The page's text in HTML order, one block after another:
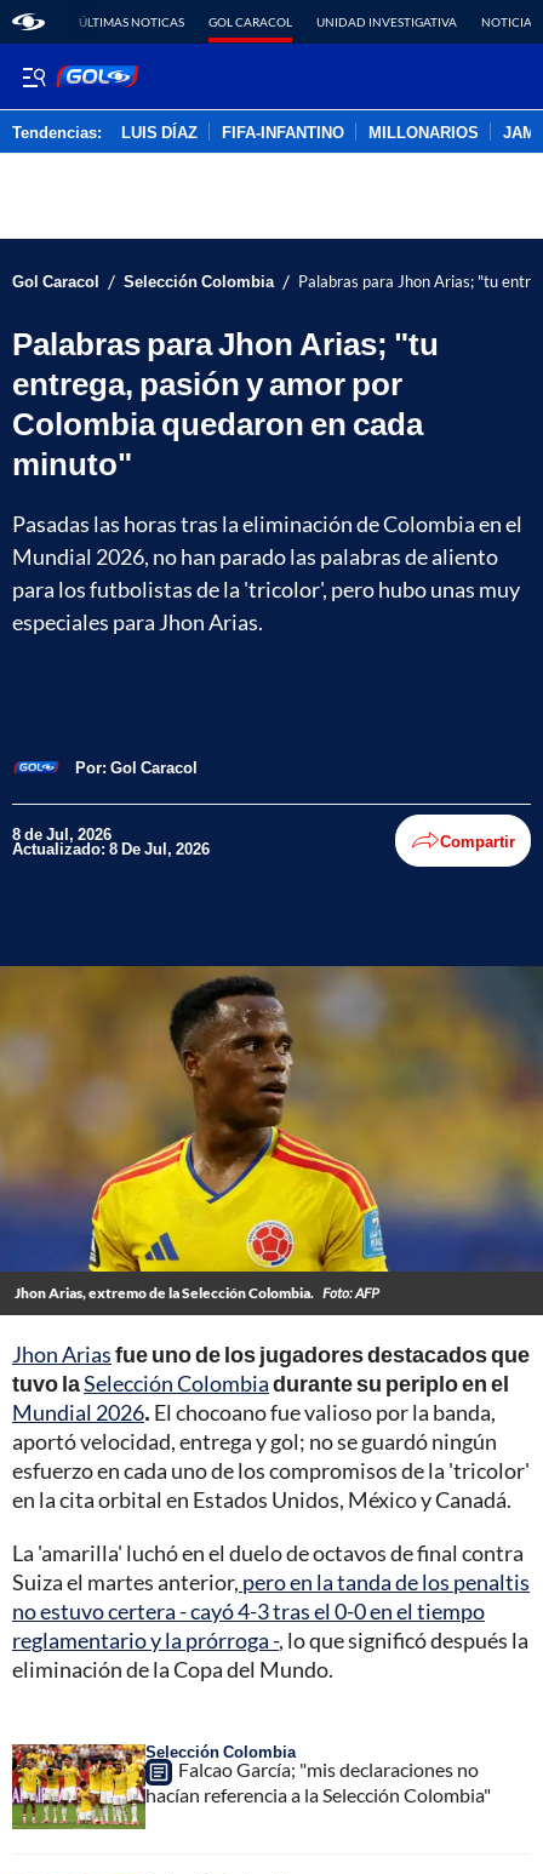
ÚLTIMAS NOTICAS GOL CARACOL UNIDAD INVESTIGATIVA NOTICIAS
Tendencias: LUIS DÍAZ FIFA-INFANTINO MILLONARIOS
Gol Caracol / Selección Colombia / Palabras para Jhon Arias; "tu
Palabras para Jhon Arias; "tu
entrega, pasión y amor por
Colombia quedaron en cada
minuto"
Pasadas las horas tras la eliminación de Colombia en el
Mundial 2026, no han parado las palabras de aliento
para los futbolistas de la 'tricolor', pero hubo unas muy
especiales para Jhon Arias.
Por: Gol Caracol
8 de Jul, 2026
Actualizado: 8 De Jul, 2026 Compartir
Jhon Arias, extremo de la Selección Colombia. Foto: AFP
Jhon Ariasfue uno de los jugadores destacados que
tuvo laSelección Colombiadurante su periplo en el
Mundial 2026. El chocoano fue valioso por la banda,
aportó velocidad, entrega y gol; no se guardó ningún
esfuerzo en cada uno de los compromisos de la 'tricolor'
en la cita orbital en Estados Unidos, México y Canadá.
La 'amarilla' luchó en el duelo de octavos de final contra
Suiza el martes anterior, pero en la tanda de los penaltis
no estuvo certera - cayó 4-3 tras el 0-0 en el tiempo
reglamentario y la prórroga -, lo que significó después la
eliminación de la Copa del Mundo.
Selección Colombia
Falcao García; "mis declaraciones no
hacían referencia a la Selección Colombia"